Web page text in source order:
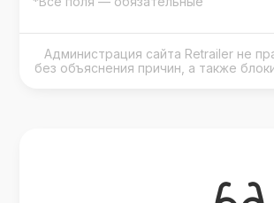
Администрация сайта Retrailer не
без объяснения причин, а также